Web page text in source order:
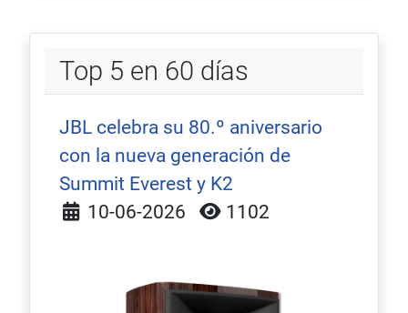
Top 5 en 60 días
JBL celebra su 80.º aniversario
con la nueva generación de
Summit Everest y K2
Detalles
10-06-2026 1102